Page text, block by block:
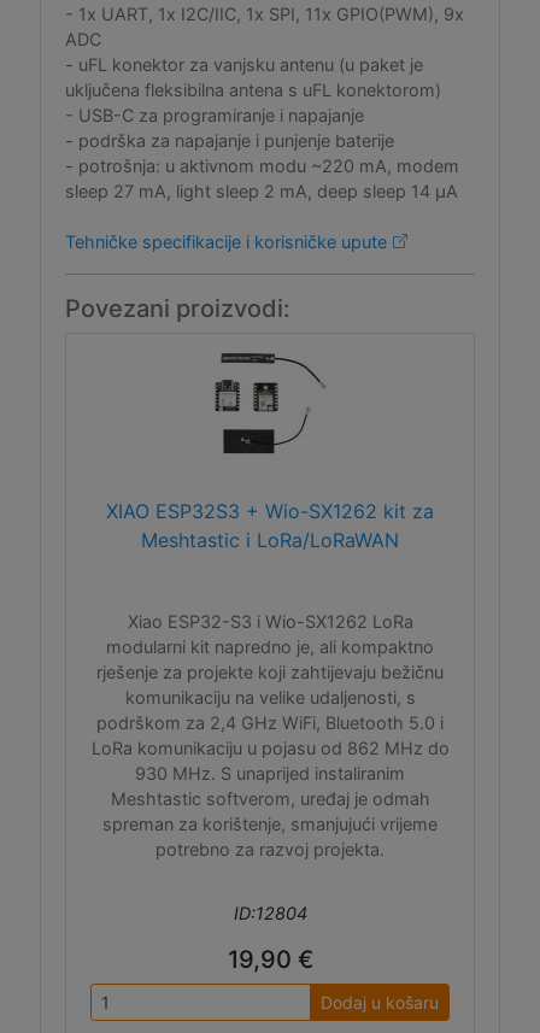
- 1x UART, 1x I2C/IIC, 1x SPI, 11x GPIO(PWM), 9x
ADC
- uFL konektor za vanjsku antenu (u paket je
uključena fleksibilna antena s uFL konektorom)
- USB-C za programiranje i napajanje
- podrška za napajanje i punjenje baterije
- potrošnja: u aktivnom modu ~220 mA, modem
sleep 27 mA, light sleep 2 mA, deep sleep 14 μA
Tehničke specifikacije i korisničke upute
Povezani proizvodi:
XIAO ESP32S3 + Wio-SX1262 kit za
Meshtastic i LoRa/LoRaWAN
Xiao ESP32-S3 i Wio-SX1262 LoRa
modularni kit napredno je, ali kompaktno
rješenje za projekte koji zahtijevaju bežičnu
komunikaciju na velike udaljenosti, s
podrškom za 2,4 GHz WiFi, Bluetooth 5.0 i
LoRa komunikaciju u pojasu od 862 MHz do
930 MHz. S unaprijed instaliranim
Meshtastic softverom, uređaj je odmah
spreman za korištenje, smanjujući vrijeme
potrebno za razvoj projekta.
ID:12804
19,90 €
Dodaj u košaru